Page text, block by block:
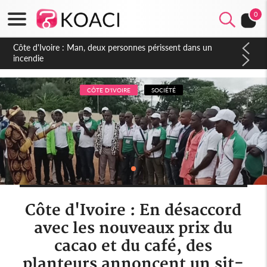
0
Côte d'Ivoire : Séileu, la célébration de la fête nationale
transformée en vaste campagne contre les produits
dépigmentants dangereux
CÔTE D'IVOIRE SOCIÉTÉ
Côte d'Ivoire : En désaccord
avec les nouveaux prix du
cacao et du café, des